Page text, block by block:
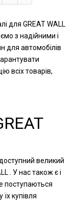
для GREAT WALL
з надійними і
для автомобілів
всіх товарів,
великий
. У нас також є і
поступаються
купівля